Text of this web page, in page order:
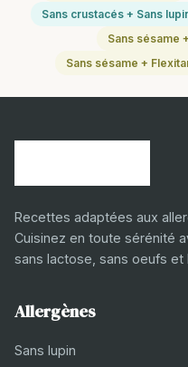
Sans crustacés + Sans
Sans sésame
Sans sésame +
Recettes adaptées aux
Cuisinez en toute sérénité
sans lactose, sans oeufs et
Allergènes
Sans lupin